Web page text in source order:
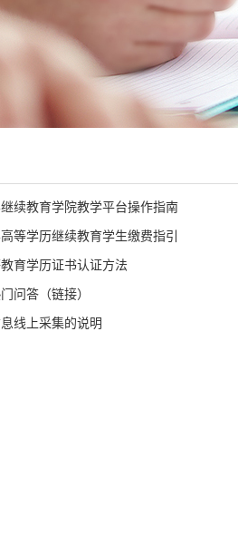
续教育学院教学平台操作指南
等学历继续教育学生缴费指引
育学历证书认证方法
问答（链接）
线上采集的说明